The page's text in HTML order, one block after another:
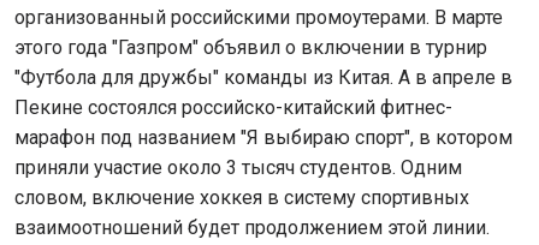
организованный российскими промоутерами. В марте
этого года "Газпром" объявил о включении в турнир
"Футбола для дружбы" команды из Китая. А в апреле в
Пекине состоялся российско-китайский фитнес-
марафон под названием "Я выбираю спорт", в котором
приняли участие около 3 тысяч студентов. Одним
словом, включение хоккея в систему спортивных
взаимоотношений будет продолжением этой линии.